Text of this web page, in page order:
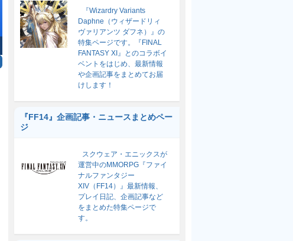
『Wizardry Variants
Daphne（ウィザードリィ
ヴァリアンツ ダフネ）』の
特集ページです。『FINAL
FANTASY XI』とのコラボイ
ベントをはじめ、最新情報
や企画記事をまとめてお届
けします！
『FF14』企画記事・ニュースまとめペー
ジ
スクウェア・エニックスが
運営中のMMORPG『ファイ
ナルファンタジー
XIV（FF14）』最新情報、
プレイ日記、企画記事など
をまとめた特集ページで
す。